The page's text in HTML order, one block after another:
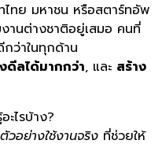
ไทย มหาชน หรือสตาร์ทอัพ
านต่างชาติอยู่เสมอ คนที่
ว่าในทุกด้าน
ดีลได้มากกว่า, และ สร้าง
ไรบ้าง?
อย่างใช้งานจริง ที่ช่วยให้